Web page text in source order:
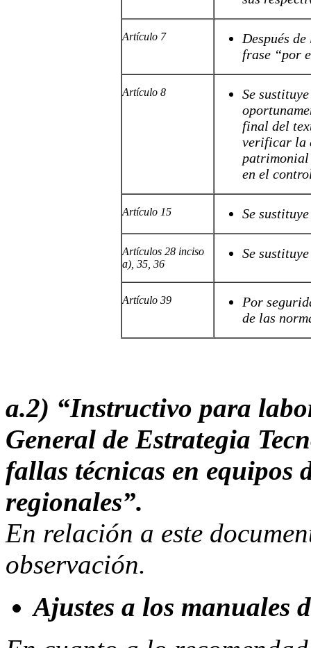
Artículo 7
Después
frase “por
Artículo 8
Se
final del
verificar la
en el
Artículo 15 Se
Artículos 28 inciso
a), 35, 36
Se
Artículo 39
Por
de las
a.2) “Instructivo para
General de Estrategia
fallas técnicas en equipos
regionales”.
En relación a este
observación.
Ajustes a los manuales